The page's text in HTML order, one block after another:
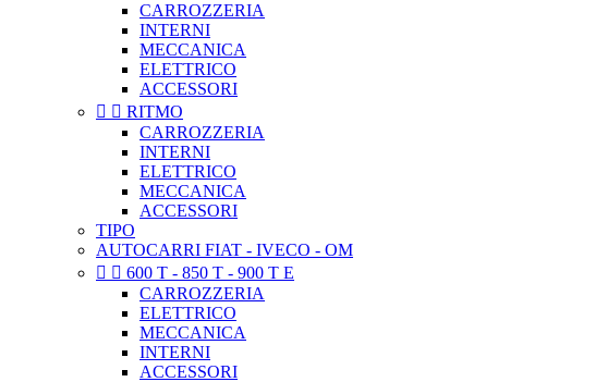
CARROZZERIA
INTERNI
MECCANICA
ELETTRICO
ACCESSORI
  RITMO
CARROZZERIA
INTERNI
ELETTRICO
MECCANICA
ACCESSORI
TIPO
AUTOCARRI FIAT - IVECO - OM
  600 T - 850 T - 900 T E
CARROZZERIA
ELETTRICO
MECCANICA
INTERNI
ACCESSORI